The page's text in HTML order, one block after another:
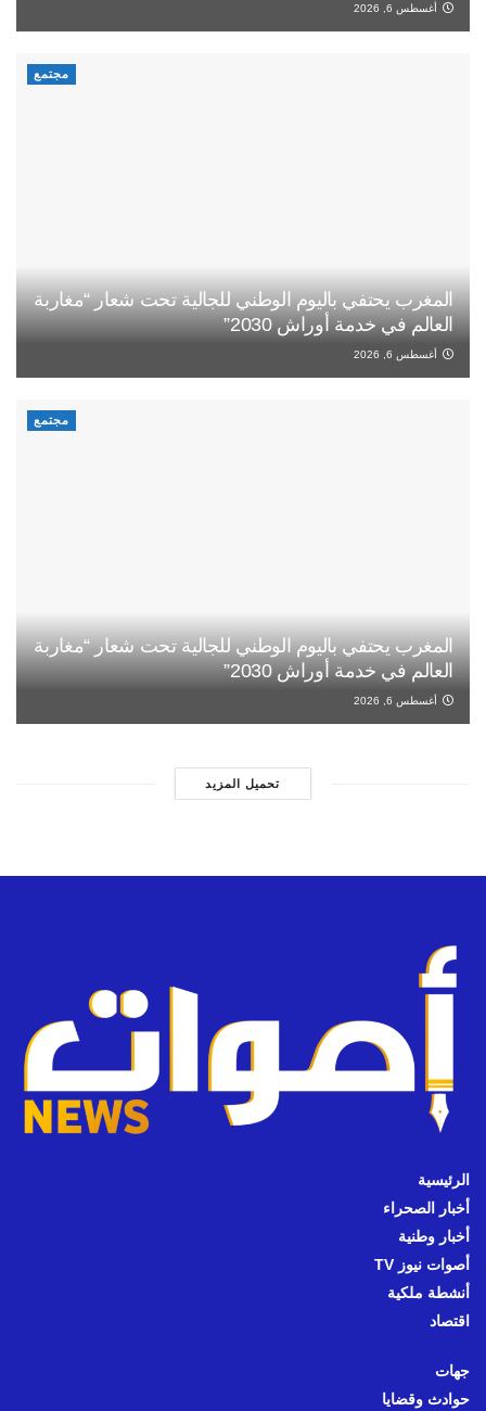
أغسطس 6, 2026
مجتمع
المغرب يحتفي باليوم الوطني للجالية تحت شعار “مغاربة
العالم في خدمة أوراش 2030”
أغسطس 6, 2026
مجتمع
المغرب يحتفي باليوم الوطني للجالية تحت شعار “مغاربة
العالم في خدمة أوراش 2030”
أغسطس 6, 2026
تحميل المزيد
الرئيسية
أخبار الصحراء
أخبار وطنية
أصوات نيوز TV
أنشطة ملكية
اقتصاد
جهات
حوادث وقضايا